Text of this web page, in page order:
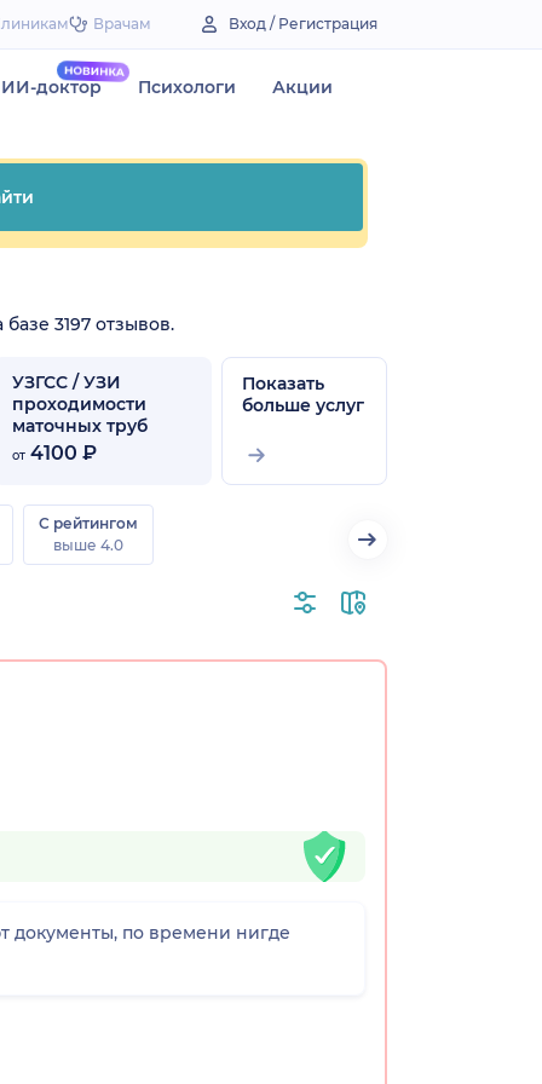
Врачам Вход / Регистрация
ИИ-доктор Психологи Акции
3197 отзывов.
УЗГСС / УЗИ
проходимости
маточных труб
от4100 ₽
Показать
больше услуг
С рейтингом
выше 4.0
документы, по времени нигде